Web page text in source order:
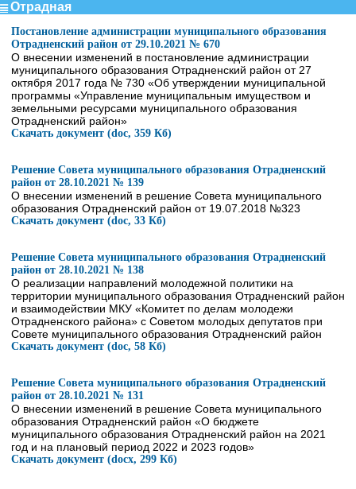
Отрадная
Постановление администрации муниципального образования
Отрадненский район от 29.10.2021 № 670
О внесении изменений в постановление администрации
муниципального образования Отрадненский район от 27
октября 2017 года № 730 «Об утверждении муниципальной
программы «Управление муниципальным имуществом и
земельными ресурсами муниципального образования
Отрадненский район»
Скачать документ (doc, 359 Кб)
Решение Совета муниципального образования Отрадненский
район от 28.10.2021 № 139
О внесении изменений в решение Совета муниципального
образования Отрадненский район от 19.07.2018 №323
Скачать документ (doc, 33 Кб)
Решение Совета муниципального образования Отрадненский
район от 28.10.2021 № 138
О реализации направлений молодежной политики на
территории муниципального образования Отрадненский район
и взаимодействии МКУ «Комитет по делам молодежи
Отрадненского района» с Советом молодых депутатов при
Совете муниципального образования Отрадненский район
Скачать документ (doc, 58 Кб)
Решение Совета муниципального образования Отрадненский
район от 28.10.2021 № 131
О внесении изменений в решение Совета муниципального
образования Отрадненский район «О бюджете
муниципального образования Отрадненский район на 2021
год и на плановый период 2022 и 2023 годов»
Скачать документ (docx, 299 Кб)